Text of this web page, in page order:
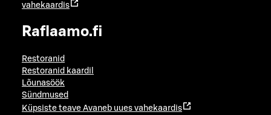
vahekaardis
Raflaamo.fi
Restoranid
Restoranid kaardil
Lõunasöök
Sündmused
Küpsiste teave Avaneb uues vahekaardis